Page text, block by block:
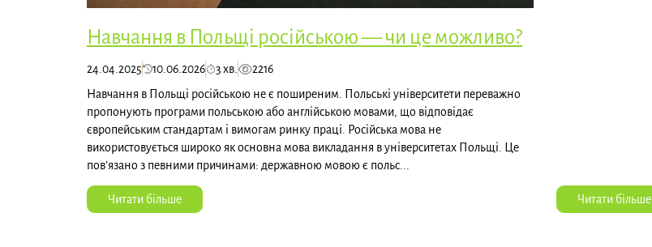
Навчання в Польщі російською — чи це можливо?
24.04.2025 10.06.2026 3 хв.
2216
Навчання в Польщі російською не є поширеним. Польські університети переважно
пропонують програми польською або англійською мовами, що відповідає
європейським стандартам і вимогам ринку праці. Російська мова не
використовується широко як основна мова викладання в університетах Польщі. Це
пов’язано з певними причинами: державною мовою є польс...
Читати більше Читати більше